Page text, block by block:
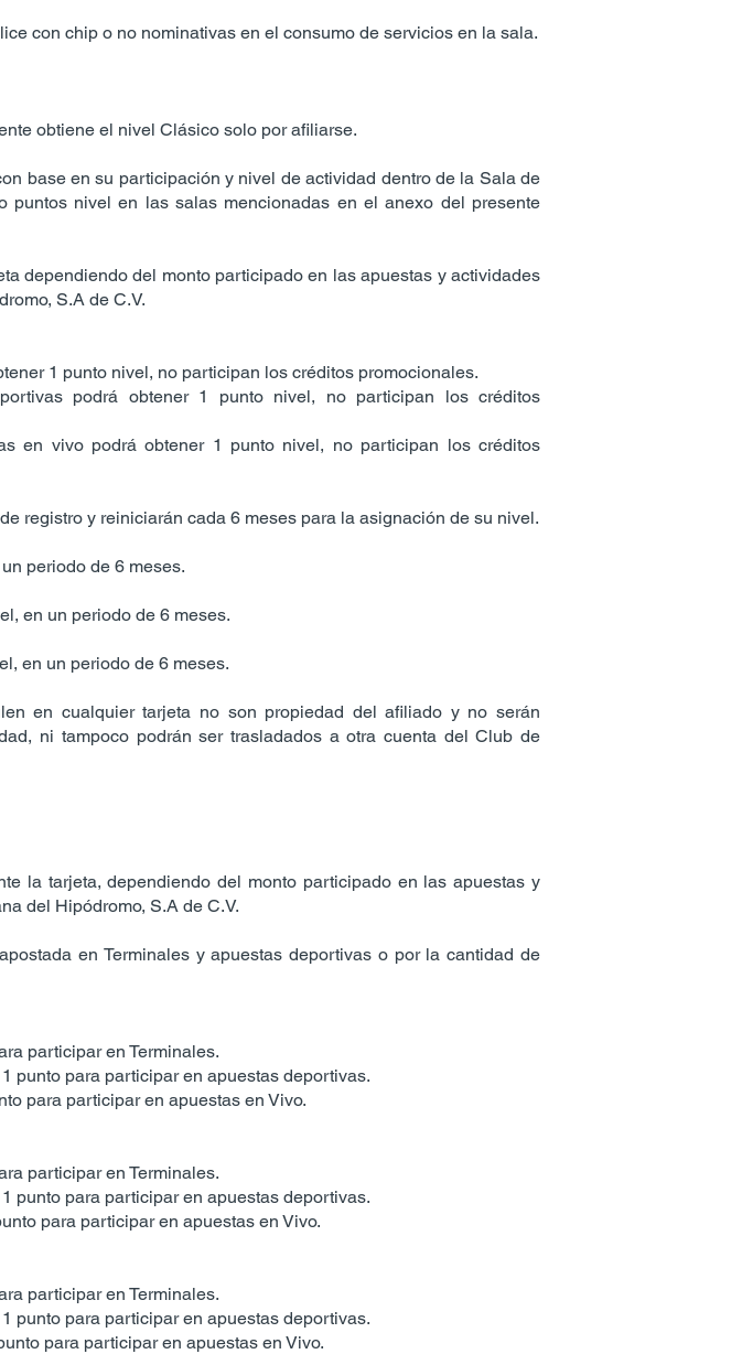
con chip o no nominativas en el consumo de servicios en la sala.
obtiene el nivel Clásico solo por afiliarse.
base en su participación y nivel de actividad dentro de la Sala de
puntos nivel en las salas mencionadas en el anexo del presente
dependiendo del monto participado en las apuestas y actividades
S.A de C.V.
1 punto nivel, no participan los créditos promocionales.
podrá obtener 1 punto nivel, no participan los créditos
en vivo podrá obtener 1 punto nivel, no participan los créditos
registro y reiniciarán cada 6 meses para la asignación de su nivel.
periodo de 6 meses.
en un periodo de 6 meses.
en un periodo de 6 meses.
en cualquier tarjeta no son propiedad del afiliado y no serán
ni tampoco podrán ser trasladados a otra cuenta del Club de
la tarjeta, dependiendo del monto participado en las apuestas y
del Hipódromo, S.A de C.V.
en Terminales y apuestas deportivas o por la cantidad de
participar en Terminales.
punto para participar en apuestas deportivas.
para participar en apuestas en Vivo.
participar en Terminales.
punto para participar en apuestas deportivas.
para participar en apuestas en Vivo.
participar en Terminales.
punto para participar en apuestas deportivas.
para participar en apuestas en Vivo.